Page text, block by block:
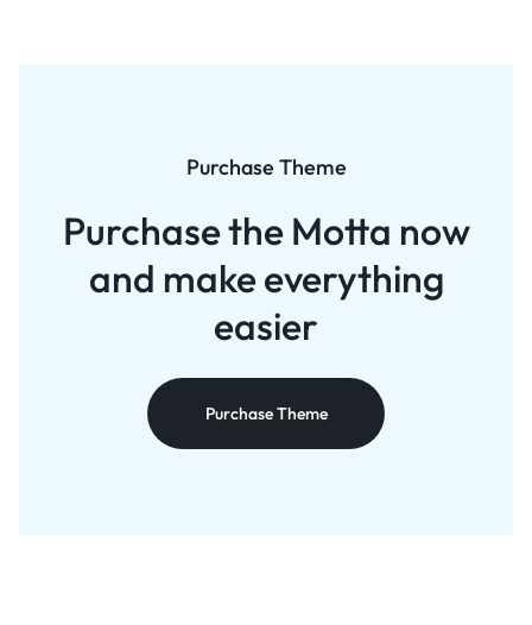
Purchase Theme
Purchase the Motta now
and make everything
easier
Purchase Theme